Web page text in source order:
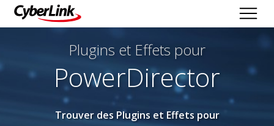
Plugins et Effets pour
PowerDirector
Trouver des Plugins et Effets pour